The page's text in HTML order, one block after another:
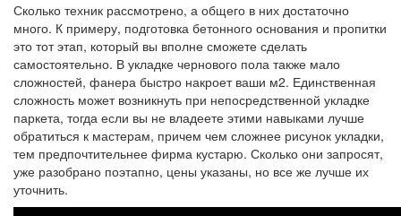
Сколько техник рассмотрено, а общего в них достаточно
много. К примеру, подготовка бетонного основания и пропитки
это тот этап, который вы вполне сможете сделать
самостоятельно. В укладке чернового пола также мало
сложностей, фанера быстро накроет ваши м2. Единственная
сложность может возникнуть при непосредственной укладке
паркета, тогда если вы не владеете этими навыками лучше
обратиться к мастерам, причем чем сложнее рисунок укладки,
тем предпочтительнее фирма кустарю. Сколько они запросят,
уже разобрано поэтапно, цены указаны, но все же лучше их
уточнить.